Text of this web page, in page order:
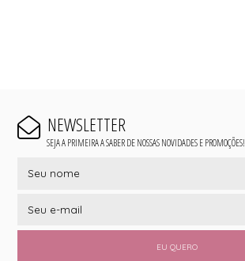
NEWSLETTER
SEJA A PRIMEIRA A SABER DE NOSSAS NOVIDADES E PROMOÇÕES!
EU QUERO